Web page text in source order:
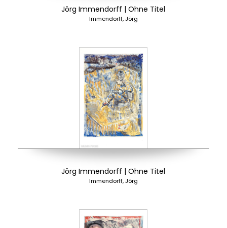
Jörg Immendorff | Ohne Titel
Immendorff, Jörg
Jörg Immendorff | Ohne Titel
Immendorff, Jörg